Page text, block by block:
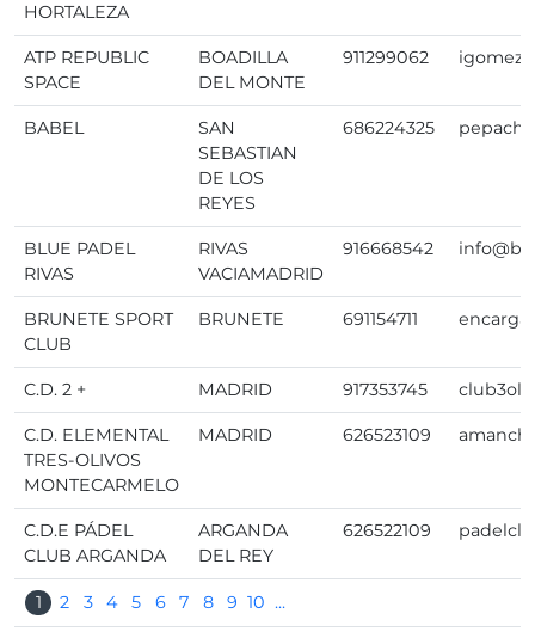
HORTALEZA
ATP REPUBLIC
SPACE
BOADILLA
DEL MONTE
911299062
BABEL
SAN
SEBASTIAN
DE LOS
REYES
686224325
BLUE PADEL
RIVAS
RIVAS
VACIAMADRID
916668542
BRUNETE SPORT
CLUB
BRUNETE 691154711
C.D. 2 + MADRID 917353745
C.D. ELEMENTAL
TRES-OLIVOS
MONTECARMELO
MADRID 626523109
C.D.E PÁDEL
CLUB ARGANDA
ARGANDA
DEL REY
626522109
1 2 3 4 5 6 7 8 9 10 ...